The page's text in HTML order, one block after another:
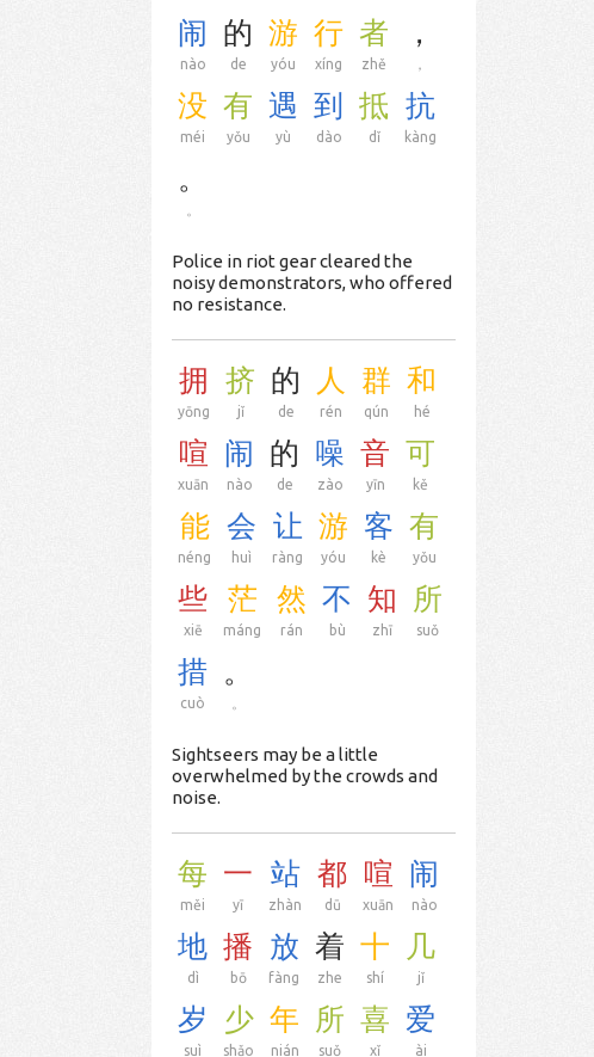
闹
nào
的
de
游
yóu
行
xíng
者
zhě
，
，
没
méi
有
yǒu
遇
yù
到
dào
抵
dǐ
抗
kàng
。
Police in riot gear cleared the
noisy demonstrators, who offered
no resistance.
拥
yōng
挤
jǐ
的
de
人
rén
群
qún
和
hé
喧
xuān
闹
nào
的
de
噪
zào
音
yīn
可
kě
能
néng
会
huì
让
ràng
游
yóu
客
kè
有
yǒu
些
xiē
茫
máng
然
rán
不
bù
知
zhī
所
suǒ
措
cuò
。
Sightseers may be a little
overwhelmed by the crowds and
noise.
每
měi
一
yī
站
zhàn
都
dū
喧
xuān
闹
nào
地
dì
播
bō
放
fàng
着
zhe
十
shí
几
jǐ
岁
suì
少
shǎo
年
nián
所
suǒ
喜
xǐ
爱
ài